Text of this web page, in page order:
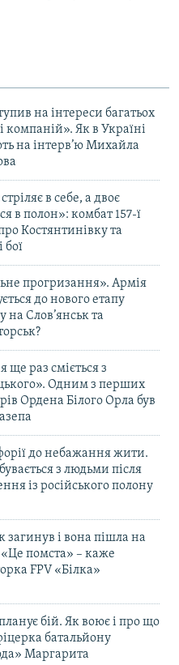
на інтереси багатьох
компаній». Як в Україні
на інтерв’ю Михайла
в себе, а двоє
в полон»: комбат 157-ї
Костянтинівку та
бої
прогризання». Армія
до нового етапу
на Слов’янськ та
ще раз сміється з
Одним з перших
Ордена Білого Орла був
до небажання жити.
з людьми після
із російського полону
загинув і вона пішла на
помста» – каже
FPV «Білка»
бій. Як воює і про що
батальйону
Маргарита